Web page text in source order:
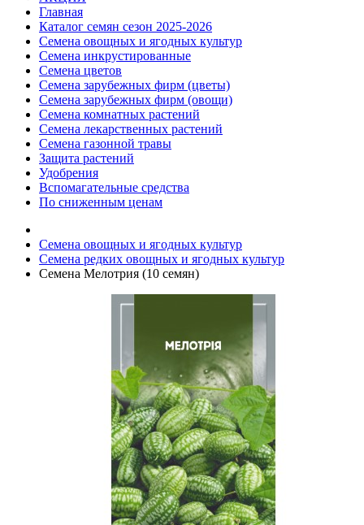
Главная
Каталог семян сезон 2025-2026
Семена овощных и ягодных культур
Семена инкрустированные
Семена цветов
Семена зарубежных фирм (цветы)
Семена зарубежных фирм (овощи)
Семена комнатных растений
Семена лекарственных растений
Семена газонной травы
Защита растений
Удобрения
Вспомагательные средства
По сниженным ценам
Семена овощных и ягодных культур
Семена редких овощных и ягодных культур
Семена Мелотрия (10 семян)